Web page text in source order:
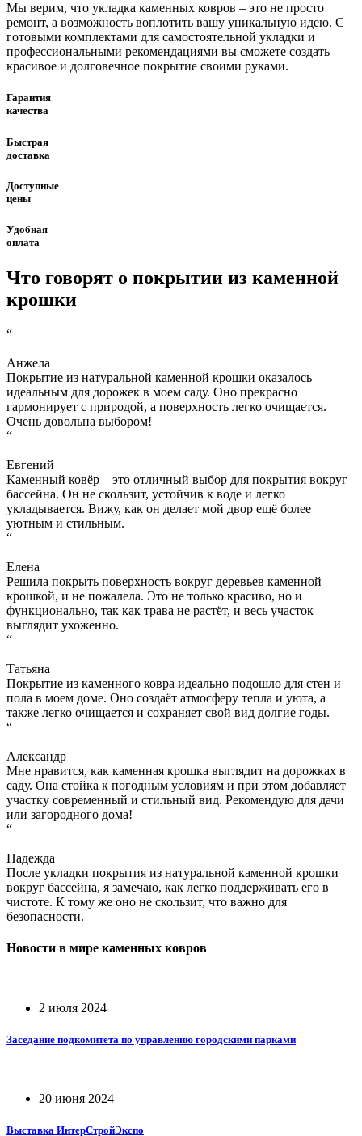
Мы верим, что укладка каменных ковров – это не просто
ремонт, а возможность воплотить вашу уникальную идею. С
готовыми комплектами для самостоятельной укладки и
профессиональными рекомендациями вы сможете создать
красивое и долговечное покрытие своими руками.
Гарантия
качества
Быстрая
доставка
Доступные
цены
Удобная
оплата
Что говорят о покрытии из каменной
крошки
“
Анжела
Покрытие из натуральной каменной крошки оказалось
идеальным для дорожек в моем саду. Оно прекрасно
гармонирует с природой, а поверхность легко очищается.
Очень довольна выбором!
“
Евгений
Каменный ковёр – это отличный выбор для покрытия вокруг
бассейна. Он не скользит, устойчив к воде и легко
укладывается. Вижу, как он делает мой двор ещё более
уютным и стильным.
“
Елена
Решила покрыть поверхность вокруг деревьев каменной
крошкой, и не пожалела. Это не только красиво, но и
функционально, так как трава не растёт, и весь участок
выглядит ухоженно.
“
Татьяна
Покрытие из каменного ковра идеально подошло для стен и
пола в моем доме. Оно создаёт атмосферу тепла и уюта, а
также легко очищается и сохраняет свой вид долгие годы.
“
Александр
Мне нравится, как каменная крошка выглядит на дорожках в
саду. Она стойка к погодным условиям и при этом добавляет
участку современный и стильный вид. Рекомендую для дачи
или загородного дома!
“
Надежда
После укладки покрытия из натуральной каменной крошки
вокруг бассейна, я замечаю, как легко поддерживать его в
чистоте. К тому же оно не скользит, что важно для
безопасности.
Новости в мире каменных ковров
2 июля 2024
Заседание подкомитета по управлению городскими парками
20 июня 2024
Выставка ИнтерСтройЭкспо